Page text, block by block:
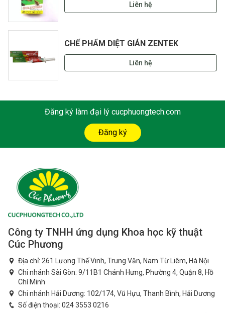
Liên hệ
CHẾ PHẨM DIỆT GIÁN ZENTEK
Liên hệ
Đăng ký làm đại lý cucphuongtech.com
Đăng ký
Công ty TNHH ứng dụng Khoa học kỹ thuật
Cúc Phương
Địa chỉ: 261 Lương Thế Vinh, Trung Văn, Nam Từ Liêm, Hà Nội
Chi nhánh Sài Gòn: 9/11B1 Chánh Hưng, Phường 4, Quận 8, Hồ
Chí Minh
Chi nhánh Hải Dương: 102/174, Vũ Hựu, Thanh Bình, Hải Dương
Số điện thoại: 024 3553 0216